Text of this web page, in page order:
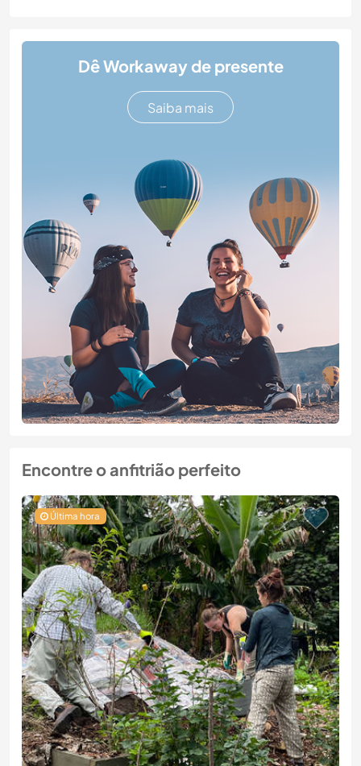
Dê Workaway de presente
Saiba mais
Encontre o anfitrião perfeito
Última hora